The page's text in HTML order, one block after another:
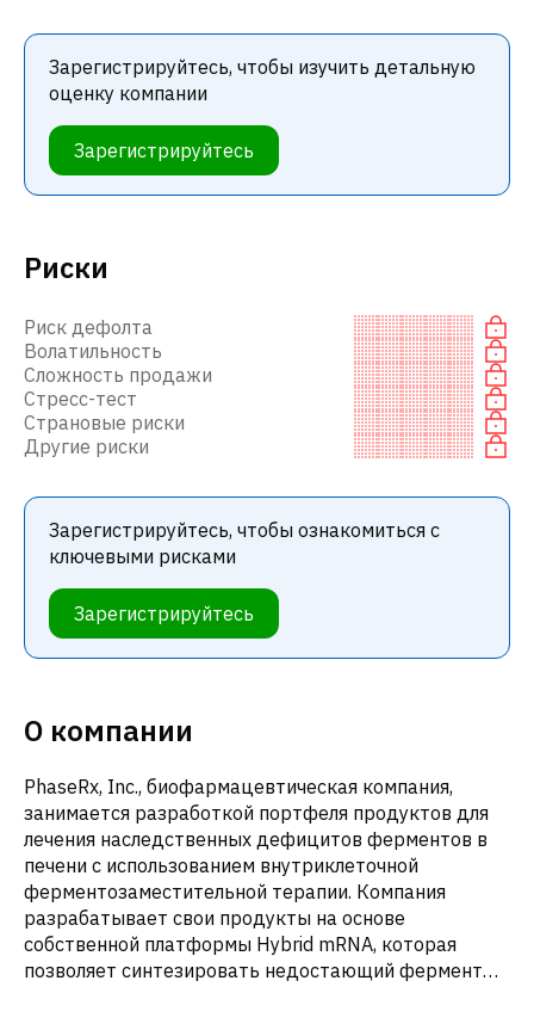
Риски
Риск дефолта
Волатильность
Сложность продажи
Стресс-тест
Страновые риски
Другие риски
Зарегистрируйтесь, чтобы ознакомиться с
ключевыми рисками
Зарегистрируйтесь
О компании
PhaseRx, Inc., биофармацевтическая компания,
занимается разработкой портфеля продуктов для
лечения наследственных дефицитов ферментов в
печени с использованием внутриклеточной
ферментозаместительной терапии. Компания
разрабатывает свои продукты на основе
собственной платформы Hybrid mRNA, которая
позволяет синтезировать недостающий фермент
Зарегистрируйтесь, чтобы изучить детальную
оценку компании
Зарегистрируйтесь